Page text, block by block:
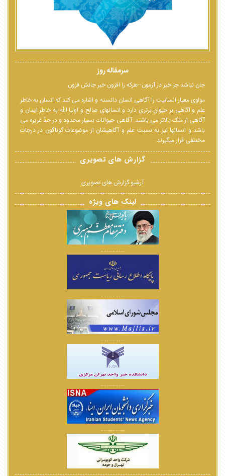
سرمقاله روز
جان نباشد جز خبر در آزمون--هرکه را افزون خبر جانش فزون
مولوی معیار انسانیت را آگاهی انسان دانسته و اشاره می کند که انسان به خاطر
علم و اگاهی بر حیوان برتری دارد و انسانهای صالح و اولیا الله به خاطر ایمان و
آگاهی از ملک بالاتر می باشند. آگاهی حیوانات بسیار محدود و در حدّ غریزه می
باشد و انسانها نیز به نسبت علم و آگاهیشان از موضوعات گوناگون در درجات
مختلفی قرار میگیرند.
گزارش های تصویری
آرشیو گزارش های تصویری
لینک های ویژه
................
................
................
................
................